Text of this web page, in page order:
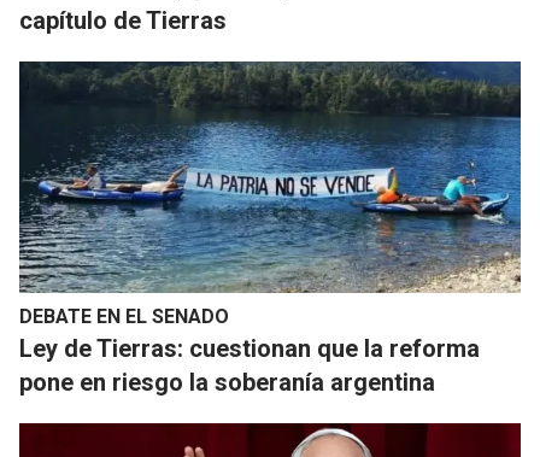
capítulo de Tierras
DEBATE EN EL SENADO
Ley de Tierras: cuestionan que la reforma
pone en riesgo la soberanía argentina